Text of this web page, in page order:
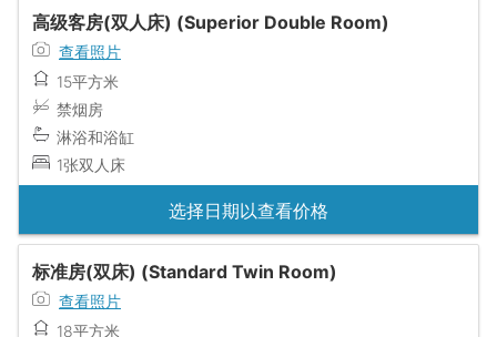
高级客房(双人床) (Superior Double Room)
查看照片
15平方米
禁烟房
淋浴和浴缸
1张双人床
选择日期以查看价格
标准房(双床) (Standard Twin Room)
查看照片
18平方米